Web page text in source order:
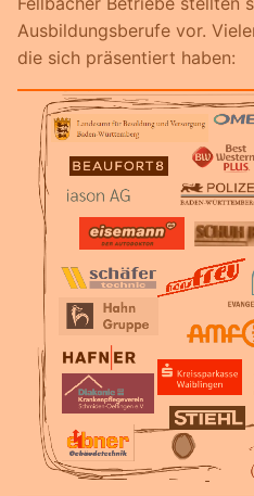
Ausbildungsberufe vor.
die sich präsentiert haben: